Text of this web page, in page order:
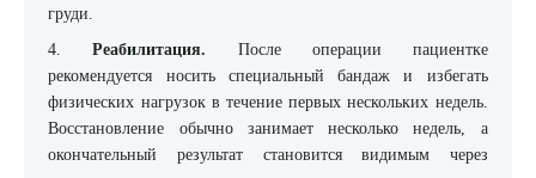
груди.
4.Реабилитация. После операции пациентке
рекомендуется носить специальный бандаж и избегать
физических нагрузок в течение первых нескольких недель.
Восстановление обычно занимает несколько недель, а
окончательный результат становится видимым через